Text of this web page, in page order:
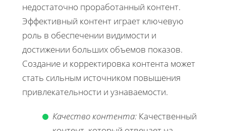
недостаточно проработанный контент.
Эффективный контент играет ключевую
роль в обеспечении видимости и
достижении больших объемов показов.
Создание и корректировка контента может
стать сильным источником повышения
привлекательности и узнаваемости.
Качество контента: Качественный